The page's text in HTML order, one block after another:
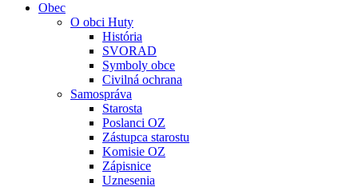
Obec
O obci Huty
História
SVORAD
Symboly obce
Civilná ochrana
Samospráva
Starosta
Poslanci OZ
Zástupca starostu
Komisie OZ
Zápisnice
Uznesenia